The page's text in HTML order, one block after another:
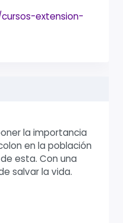
extension-
la importancia
en la población
esta. Con una
salvar la vida.